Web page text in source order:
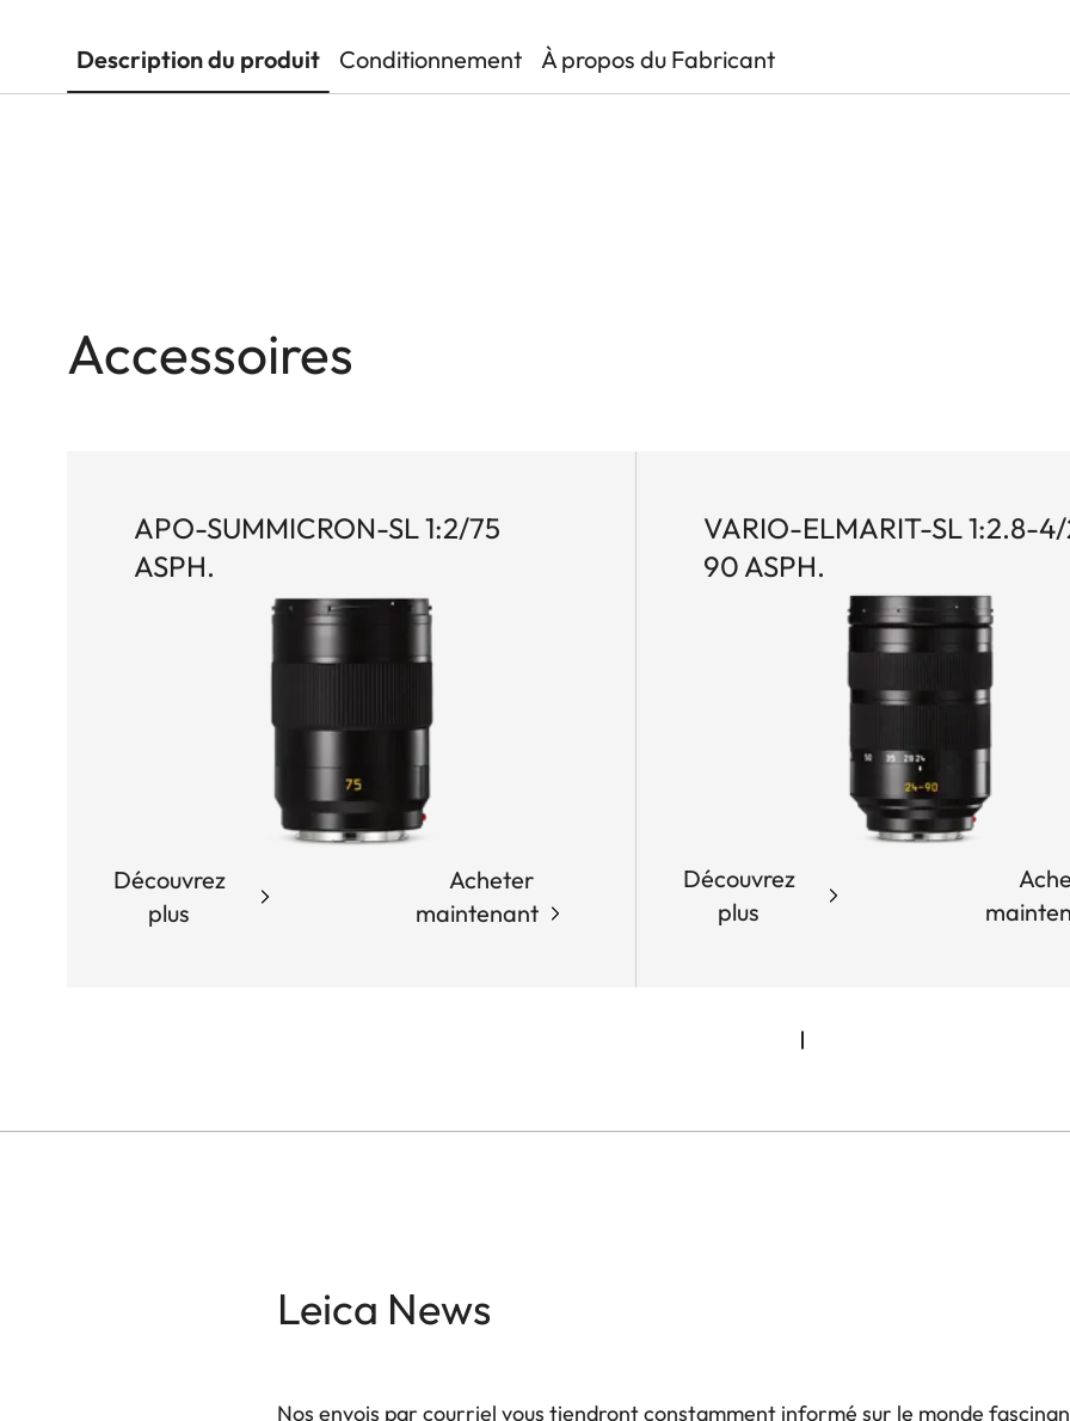
Description du produit Conditionnement À propos du Fabricant
Accessoires
APO-SUMMICRON-SL 1:2/75
ASPH.
Découvrez
plus
Acheter
maintenant
VARIO-ELMARIT-SL 1:2.8-
90 ASPH.
Découvrez
plus
Leica News
Nos envois par courriel vous tiendront constamment informé sur le monde